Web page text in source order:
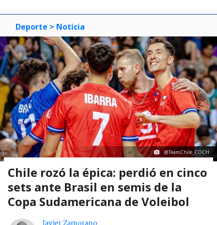
Deporte > Noticia
@TeamChile_COCH
Chile rozó la épica: perdió en cinco
sets ante Brasil en semis de la
Copa Sudamericana de Voleibol